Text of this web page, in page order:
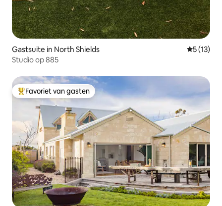
Gastsuite in North Shields
5 (13)
Studio op 885
Topfavoriet van gasten
Favoriet van gasten